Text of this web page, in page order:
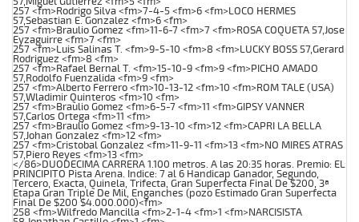
257 <fm>Rodrigo Silva <fm>7-4-5 <fm>6 <fm>LOCO HERMES
57,Sebastian E. Gonzalez <fm>6 <fm>
257 <fm>Braulio Gomez <fm>11-6-7 <fm>7 <fm>ROSA COQUETA 57,Jose
Eyzaguirre <fm>7 <fm>
257 <fm>Luis Salinas T. <fm>9-5-10 <fm>8 <fm>LUCKY BOSS 57,Gerard
Rodriguez <fm>8 <fm>
257 <fm>Rafael Bernal T. <fm>15-10-9 <fm>9 <fm>PICHO AMADO
57,Rodolfo Fuenzalida <fm>9 <fm>
257 <fm>Alberto Ferrero <fm>10-13-12 <fm>10 <fm>ROM TALE (USA)
57,Wladimir Quinteros <fm>10 <fm>
257 <fm>Braulio Gomez <fm>6-5-7 <fm>11 <fm>GIPSY VANNER
57,Carlos Ortega <fm>11 <fm>
257 <fm>Braulio Gomez <fm>9-13-10 <fm>12 <fm>CAPRI LA BELLA
57,Johan Gonzalez <fm>12 <fm>
257 <fm>Cristobal Gonzalez <fm>11-9-11 <fm>13 <fm>NO MIRES ATRAS
57,Piero Reyes <fm>13 <fm>
</86>DUODECIMA CARRERA 1.100 metros. A las 20:35 horas. Premio: EL
PRINCIPITO Pista Arena. Indice: 7 al 6 Handicap Ganador, Segundo,
Tercero, Exacta, Quinela, Trifecta, Gran Superfecta Final De $200, 3ª
Etapa Gran Triple De Mil, Enganches (pozo Estimado Gran Superfecta
Final De $200 $4.000.000)<fm>
258 <fm>Wilfredo Mancilla <fm>2-1-4 <fm>1 <fm>NARCISISTA